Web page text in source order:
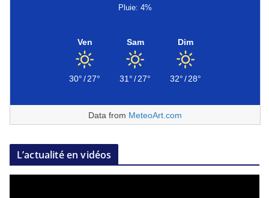
Pluie: 4%
Ven
30°/27°
Sam
31°/27°
Dim
32°/28°
Data from MeteoArt.com
L’actualité en vidéos